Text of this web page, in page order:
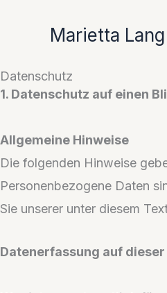
Marietta Lang
Datenschutz
1. Datenschutz auf einen
Allgemeine Hinweise
Die folgenden Hinweise
Personenbezogene Daten
Sie unserer unter diesem
Datenerfassung auf